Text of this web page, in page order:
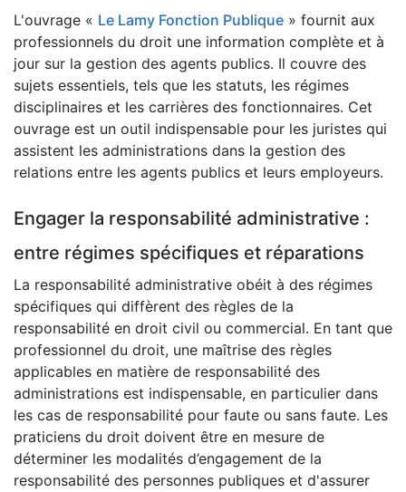
L'ouvrage « Le Lamy Fonction Publique » fournit aux
professionnels du droit une information complète et à
jour sur la gestion des agents publics. Il couvre des
sujets essentiels, tels que les statuts, les régimes
disciplinaires et les carrières des fonctionnaires. Cet
ouvrage est un outil indispensable pour les juristes qui
assistent les administrations dans la gestion des
relations entre les agents publics et leurs employeurs.
Engager la responsabilité administrative :
entre régimes spécifiques et réparations
La responsabilité administrative obéit à des régimes
spécifiques qui diffèrent des règles de la
responsabilité en droit civil ou commercial. En tant que
professionnel du droit, une maîtrise des règles
applicables en matière de responsabilité des
administrations est indispensable, en particulier dans
les cas de responsabilité pour faute ou sans faute. Les
praticiens du droit doivent être en mesure de
déterminer les modalités d’engagement de la
responsabilité des personnes publiques et d'assurer